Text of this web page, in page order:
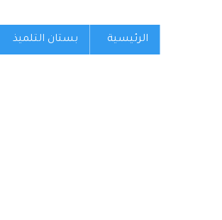
الرئيسية بستان التلميذ